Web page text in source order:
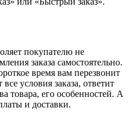
покупателю не
заказа самостоятельно.
время вам перезвонит
условия заказа, ответит
товара, его особенностей. А
и доставки.